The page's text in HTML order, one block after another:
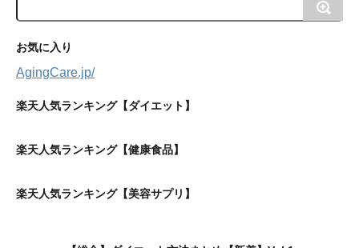
お気に入り
AgingCare.jp/
楽天人気ランキング【ダイエット】
楽天人気ランキング【健康食品】
楽天人気ランキング【美容サプリ】